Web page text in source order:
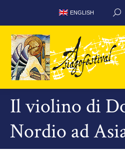
ENGLISH
Il violino di
Nordio ad